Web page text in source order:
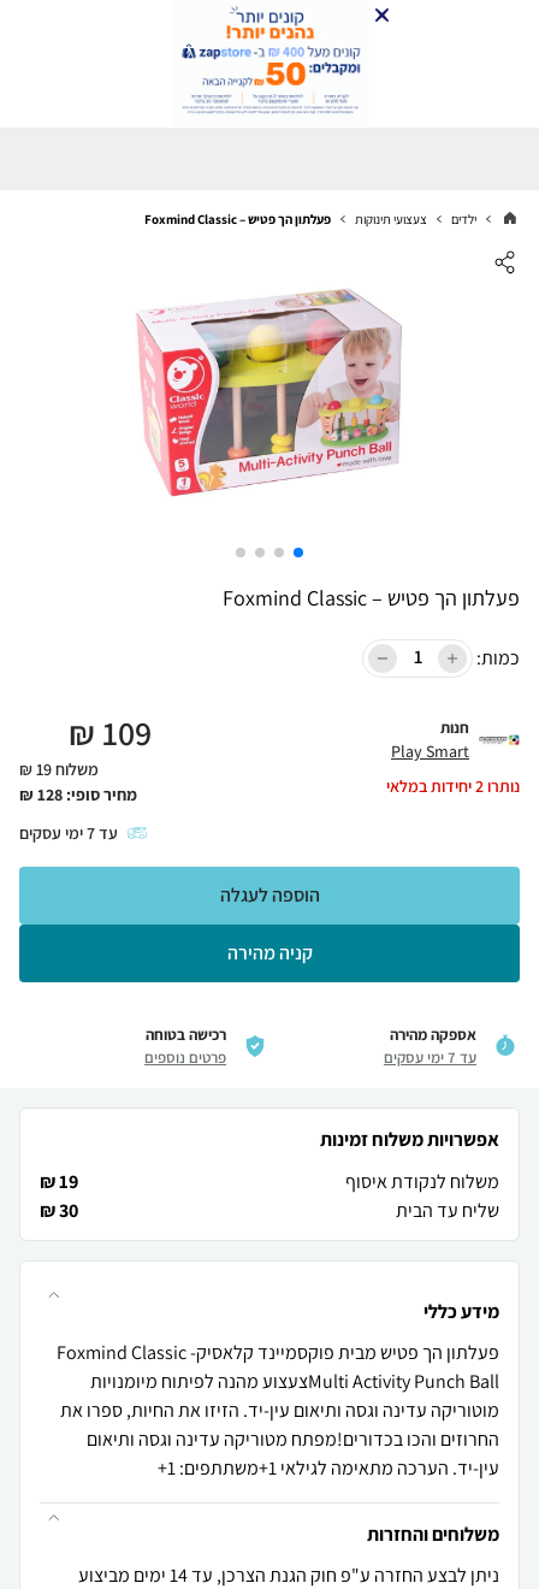
ילדים צעצועי תינוקות פעלתון הך פטיש – Foxmind Classic
פעלתון הך פטיש – Foxmind Classic
כמות:
חנות
Play Smart
נותרו2יחידות במלאי
109
₪
משלוח 19 ₪
מחיר סופי: 128
₪
עד7ימי עסקים
קניה מהירה
הוספה לעגלה
אספקה מהירה
עד 7 ימי עסקים
רכישה בטוחה
פרטים נוספים
אפשרויות משלוח זמינות
משלוח לנקודת איסוף
19 ₪
שליח עד הבית
30 ₪
מידע כללי
פעלתון הך פטיש מבית פוקסמיינד קלאסיקFoxmind Classic -
Multi Activity Punch Ballצעצוע מהנה לפיתוח מיומנויות
מוטוריקה עדינה וגסה ותיאום עין-יד. הזיזו את החיות, ספרו את
החרוזים והכו בכדורים!מפתח מטוריקה עדינה וגסה ותיאום
עין-יד. הערכה מתאימה לגילאי 1+משתתפים: 1+
משלוחים והחזרות
ניתן לבצע החזרה ע"פ חוק הגנת הצרכן, עד 14 ימים מביצוע